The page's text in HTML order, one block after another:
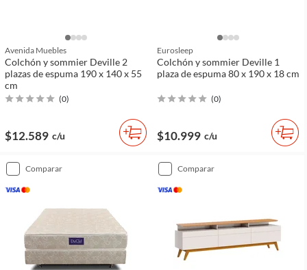
Avenida Muebles
Colchón y sommier Deville 2
plazas de espuma 190 x 140 x 55
cm
(0)
$12.589 c/u
Eurosleep
Colchón y sommier Deville 1
plaza de espuma 80 x 190 x 18 cm
(0)
$10.999 c/u
comparar comparar